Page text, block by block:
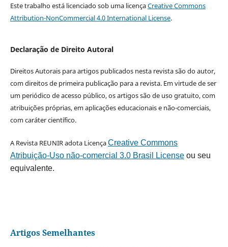
Este trabalho está licenciado sob uma licençaCreative Commons
Attribution-NonCommercial 4.0 International License.
Declaração de Direito Autoral
Direitos Autorais para artigos publicados nesta revista são do autor,
com direitos de primeira publicação para a revista. Em virtude de ser
um periódico de acesso público, os artigos são de uso gratuito, com
atribuições próprias, em aplicações educacionais e não-comerciais,
com caráter científico.
A Revista REUNIR adota LicençaCreative Commons
Atribuição-Uso não-comercial 3.0 Brasil Licenseou seu
equivalente.
Artigos Semelhantes